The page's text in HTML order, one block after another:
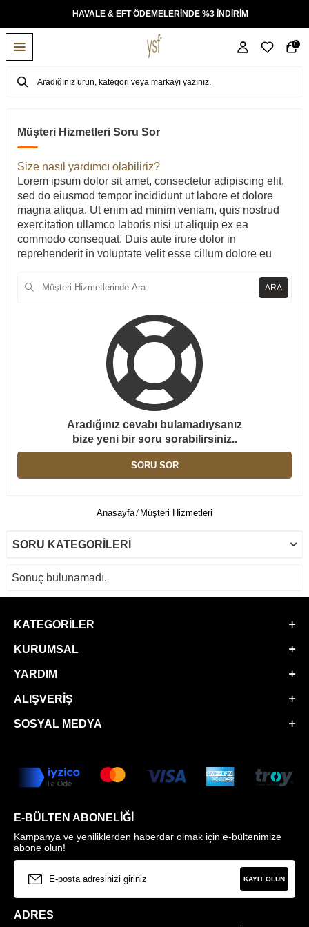
HAVALE & EFT ÖDEMELERİNDE %3 İNDİRİM
0
Müşteri Hizmetleri Soru Sor
Size nasıl yardımcı olabiliriz?
Lorem ipsum dolor sit amet, consectetur adipiscing elit,
sed do eiusmod tempor incididunt ut labore et dolore
magna aliqua. Ut enim ad minim veniam, quis nostrud
exercitation ullamco laboris nisi ut aliquip ex ea
commodo consequat. Duis aute irure dolor in
reprehenderit in voluptate velit esse cillum dolore eu
ARA
Aradığınız cevabı bulamadıysanız
bize yeni bir soru sorabilirsiniz..
SORU SOR
Anasayfa Müşteri Hizmetleri
SORU KATEGORILERI
Sonuç bulunamadı.
KATEGORILER
KURUMSAL
YARDIM
ALIŞVERIŞ
SOSYAL MEDYA
E-BÜLTEN ABONELIĞI
Kampanya ve yeniliklerden haberdar olmak için e-bültenimize
abone olun!
KAYIT OLUN
ADRES